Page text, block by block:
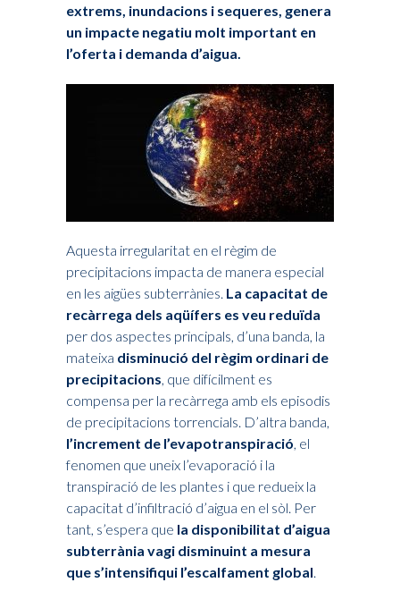
extrems, inundacions i sequeres, genera
un impacte negatiu molt important en
l’oferta i demanda d’aigua.
Aquesta irregularitat en el règim de
precipitacions impacta de manera especial
en les aigües subterrànies. La capacitat de
recàrrega dels aqüífers es veu reduïda
per dos aspectes principals, d’una banda, la
mateixa disminució del règim ordinari de
precipitacions, que difícilment es
compensa per la recàrrega amb els episodis
de precipitacions torrencials. D’altra banda,
l’increment de l’evapotranspiració, el
fenomen que uneix l’evaporació i la
transpiració de les plantes i que redueix la
capacitat d’infiltració d’aigua en el sòl. Per
tant, s’espera que la disponibilitat d’aigua
subterrània vagi disminuint a mesura
que s’intensifiqui l’escalfament global.